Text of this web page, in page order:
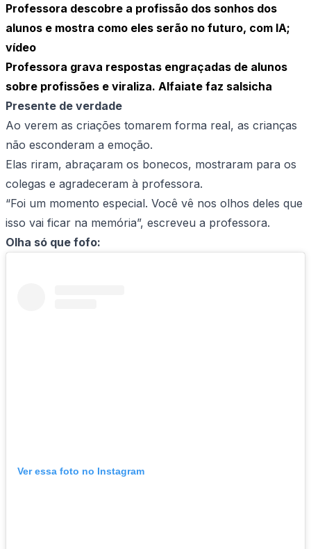
Professora descobre a profissão dos sonhos dos
alunos e mostra como eles serão no futuro, com IA;
vídeo
Professora grava respostas engraçadas de alunos
sobre profissões e viraliza. Alfaiate faz salsicha
Presente de verdade
Ao verem as criações tomarem forma real, as crianças
não esconderam a emoção.
Elas riram, abraçaram os bonecos, mostraram para os
colegas e agradeceram à professora.
“Foi um momento especial. Você vê nos olhos deles que
isso vai ficar na memória”, escreveu a professora.
Olha só que fofo:
Ver essa foto no Instagram